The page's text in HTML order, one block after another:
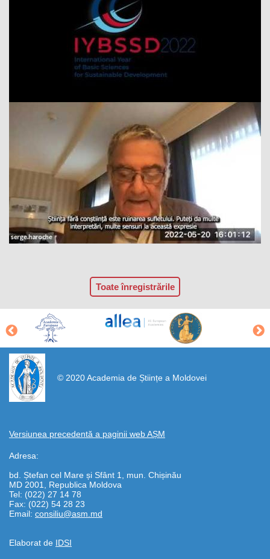
Toate înregistrările
© 2020 Academia de Științe a Moldovei
Versiunea precedentă a paginii web AȘM
Adresa:
bd. Ștefan cel Mare și Sfânt 1, mun. Chișinău
MD 2001, Republica Moldova
Tel: (022) 27 14 78
Fax: (022) 54 28 23
Email: consiliu@asm.md
Elaborat de IDSI
https://propletenie.ru/